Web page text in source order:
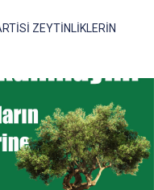
ZEYTİNLİKLERİN